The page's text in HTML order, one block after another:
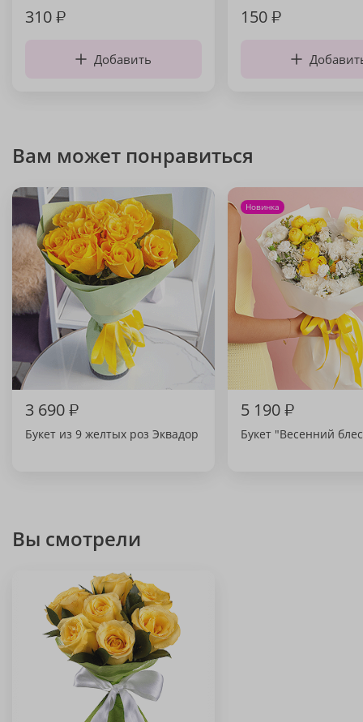
310₽
Добавить
150₽
Вам может понравиться
3 690₽
Букет из 9 желтых роз Эквадор
Новинка
5 190₽
Букет "Весенний
Вы смотрели